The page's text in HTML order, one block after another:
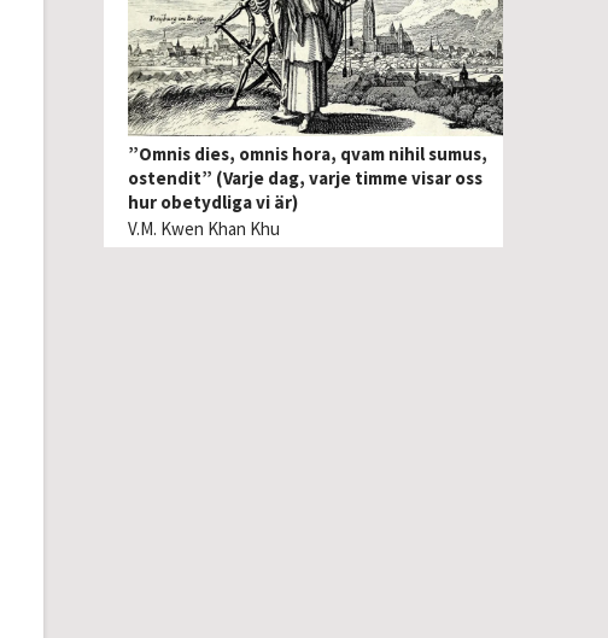
”Omnis dies, omnis hora, qvam nihil sumus,
ostendit” (Varje dag, varje timme visar oss
hur obetydliga vi är)
V.M. Kwen Khan Khu